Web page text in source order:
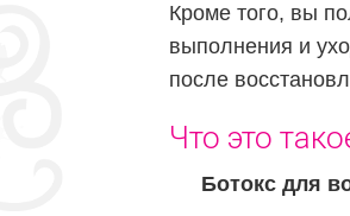
Кроме того, вы
выполнения и
после
Что это
Ботокс для